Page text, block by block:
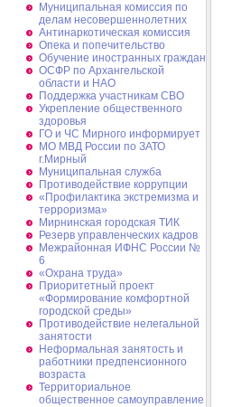
Муниципальная комиссия по
делам несовершеннолетних
Антинаркотическая комиссия
Опека и попечительство
Обучение иностранных граждан
ОСФР по Архангельской
области и НАО
Поддержка участникам СВО
Укрепление общественного
здоровья
ГО и ЧС Мирного информирует
МО МВД России по ЗАТО
г.Мирный
Муниципальная cлужба
Противодействие коррупции
«Профилактика экстремизма и
терроризма»
Мирнинская городская ТИК
Резерв управленческих кадров
Межрайонная ИФНС России №
6
«Охрана труда»
Приоритетный проект
«Формирование комфортной
городской среды»
Противодействие нелегальной
занятости
Неформальная занятость и
работники предпенсионного
возраста
Территориальное
общественное самоуправление